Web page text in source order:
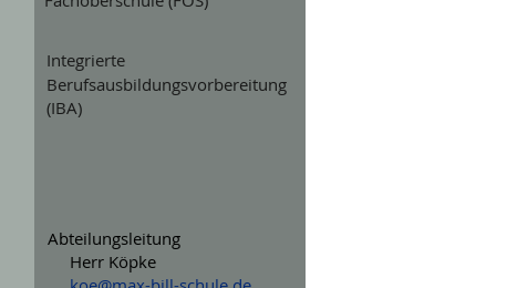
(IBA)
Berufsausbildungsvorbereitung
Integrierte
Abteilungsleitung
Herr Köpke